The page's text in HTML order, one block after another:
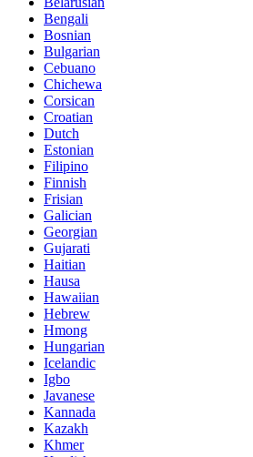
Bengali
Bosnian
Bulgarian
Cebuano
Chichewa
Corsican
Croatian
Dutch
Estonian
Filipino
Finnish
Frisian
Galician
Georgian
Gujarati
Haitian
Hausa
Hawaiian
Hebrew
Hmong
Hungarian
Icelandic
Igbo
Javanese
Kannada
Kazakh
Khmer